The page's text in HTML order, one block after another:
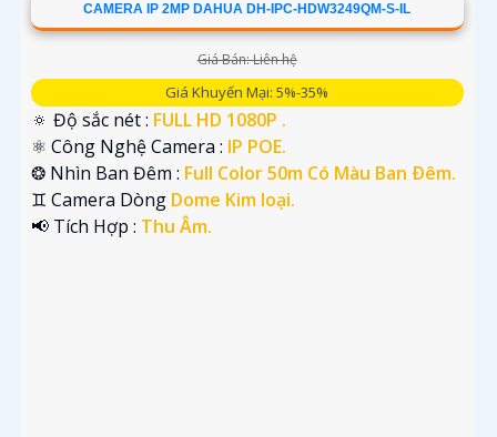
CAMERA IP 2MP DAHUA DH-IPC-HDW3249QM-S-IL
Giá Bán: Liên hệ
Giá Khuyến Mại: 5%-35%
🔅 Độ sắc nét : FULL HD 1080P .
⚛️ Công Nghệ Camera : IP POE.
❂ Nhìn Ban Đêm : Full Color 50m Có Màu Ban Ðêm.
♊ Camera Dòng Dome Kim loại.
️📢 Tích Hợp : Thu Âm.